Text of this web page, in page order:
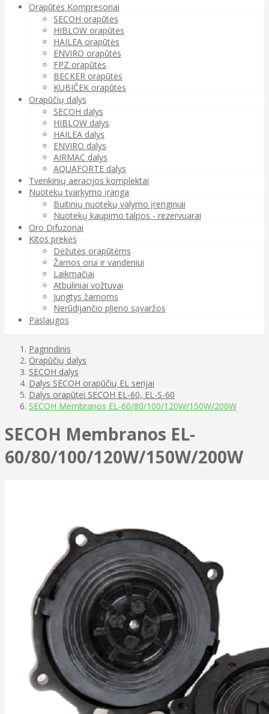
Orapūtės Kompresoriai
SECOH orapūtės
HIBLOW orapūtės
HAILEA orapūtės
ENVIRO orapūtės
FPZ orapūtės
BECKER orapūtės
KUBIČEK orapūtės
Orapūčių dalys
SECOH dalys
HIBLOW dalys
HAILEA dalys
ENVIRO dalys
AIRMAC dalys
AQUAFORTE dalys
Tvenkinių aeracijos komplektai
Nuotekų tvarkymo įranga
Buitinių nuotekų valymo įrenginiai
Nuotekų kaupimo talpos - rezervuarai
Oro Difuzoriai
Kitos prekės
Dėžutės orapūtėms
Žarnos orui ir vandeniui
Laikmačiai
Atbuliniai vožtuvai
Jungtys žarnoms
Nerūdijančio plieno sąvaržos
Paslaugos
Pagrindinis
Orapūčių dalys
SECOH dalys
Dalys SECOH orapūčių EL serijai
Dalys orapūtei SECOH EL-60, EL-S-60
SECOH Membranos EL-60/80/100/120W/150W/200W
SECOH Membranos EL-
60/80/100/120W/150W/200W